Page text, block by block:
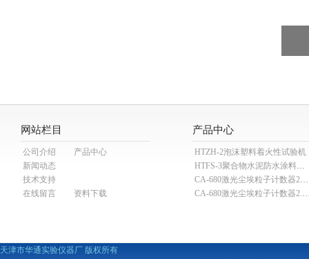
网站栏目
公司介绍
产品中心
新闻动态
技术支持
在线留言
资料下载
产品中心
HTZH-2泡沫塑料着火性试验机
HTFS-3聚合物水泥防水涂料分散机
CA-680激光尘埃粒子计数器28.3L
CA-680激光尘埃粒子
天津市华通实验仪器厂 版权所有